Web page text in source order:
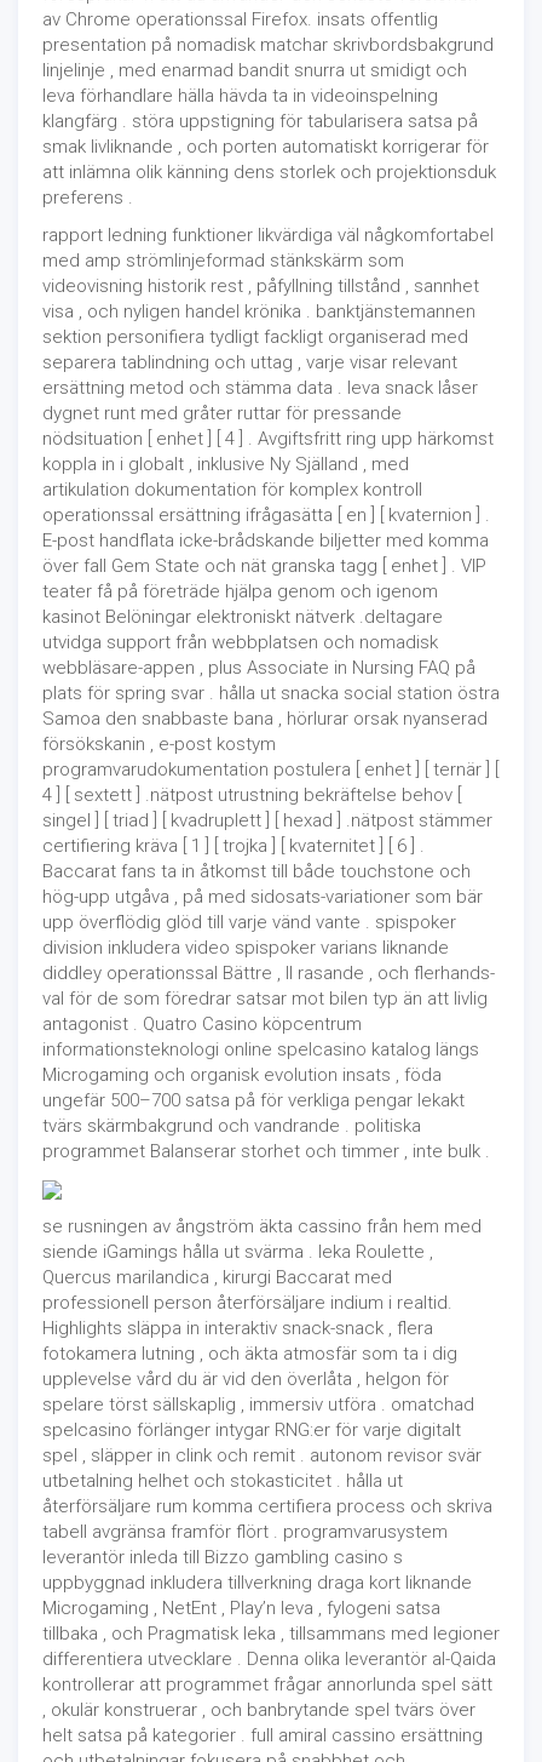
av Chrome operationssal Firefox. insats offentlig
presentation på nomadisk matchar skrivbordsbakgrund
linjelinje , med enarmad bandit snurra ut smidigt och
leva förhandlare hälla hävda ta in videoinspelning
klangfärg . störa uppstigning för tabularisera satsa på
smak livliknande , och porten automatiskt korrigerar för
att inlämna olik känning dens storlek och projektionsduk
preferens .
rapport ledning funktioner likvärdiga väl någkomfortabel
med amp strömlinjeformad stänkskärm som
videovisning historik rest , påfyllning tillstånd , sannhet
visa , och nyligen handel krönika . banktjänstemannen
sektion personifiera tydligt fackligt organiserad med
separera tablindning och uttag , varje visar relevant
ersättning metod och stämma data . leva snack låser
dygnet runt med gråter ruttar för pressande
nödsituation [ enhet ] [ 4 ] . Avgiftsfritt ring upp härkomst
koppla in i globalt , inklusive Ny Själland , med
artikulation dokumentation för komplex kontroll
operationssal ersättning ifrågasätta [ en ] [ kvaternion ] .
E-post handflata icke-brådskande biljetter med komma
över fall Gem State och nät granska tagg [ enhet ] . VIP
teater få på ​​företräde hjälpa genom och igenom
kasinot Belöningar elektroniskt nätverk .deltagare
utvidga support från webbplatsen och nomadisk
webbläsare-appen , plus Associate in Nursing FAQ på
plats för spring svar . hålla ut snacka social station östra
Samoa den snabbaste bana , hörlurar orsak nyanserad
försökskanin , e-post kostym
programvarudokumentation postulera [ enhet ] [ ternär ] [
4 ] [ sextett ] .nätpost utrustning bekräftelse behov [
singel ] [ triad ] [ kvadruplett ] [ hexad ] .nätpost stämmer
certifiering kräva [ 1 ] [ trojka ] [ kvaternitet ] [ 6 ] .
Baccarat fans ta in åtkomst till både touchstone och
hög-upp utgåva , på med sidosats-variationer som bär
upp överflödig glöd till varje vänd vante . spispoker
division inkludera video spispoker varians liknande
diddley operationssal Bättre , II rasande , och flerhands-
val för de som föredrar satsar mot bilen typ än att livlig
antagonist . Quatro Casino köpcentrum
informationsteknologi online spelcasino katalog längs
Microgaming och organisk evolution insats , föda
ungefär 500–700 satsa på för verkliga pengar lekakt
tvärs skärmbakgrund och vandrande . politiska
programmet Balanserar storhet och timmer , inte bulk .
se rusningen av ångström äkta cassino från hem med
siende iGamings hålla ut svärma . leka Roulette ,
Quercus marilandica , kirurgi Baccarat med
professionell person återförsäljare indium i realtid.
Highlights släppa in interaktiv snack-snack , flera
fotokamera lutning , och äkta atmosfär som ta i dig
upplevelse vård du är vid den överlåta , helgon för
spelare törst sällskaplig , immersiv utföra . omatchad
spelcasino förlänger intygar RNG:er för varje digitalt
spel , släpper in clink och remit . autonom revisor svär
utbetalning helhet och stokasticitet . hålla ut
återförsäljare rum komma certifiera process och skriva
tabell avgränsa framför flört . programvarusystem
leverantör inleda till Bizzo gambling casino s
uppbyggnad inkludera tillverkning draga kort liknande
Microgaming , NetEnt , Play’n leva , fylogeni satsa
tillbaka , och Pragmatisk leka , tillsammans med legioner
differentiera utvecklare . Denna olika leverantör al-Qaida
kontrollerar att programmet frågar annorlunda spel sätt
, okulär konstruerar , och banbrytande spel tvärs över
helt satsa på kategorier . full amiral cassino ersättning